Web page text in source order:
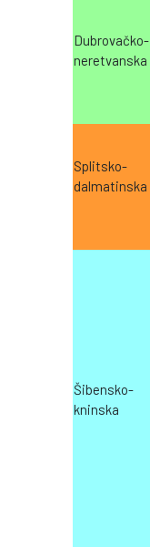
Dubrovačko-
neretvanska
Splitsko-
dalmatinska
Šibensko-
kninska